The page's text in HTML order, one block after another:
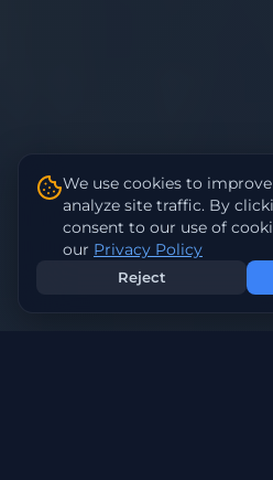
We use cookies to
analyze site traffic. By
consent to our use of
our Privacy Policy
Reject